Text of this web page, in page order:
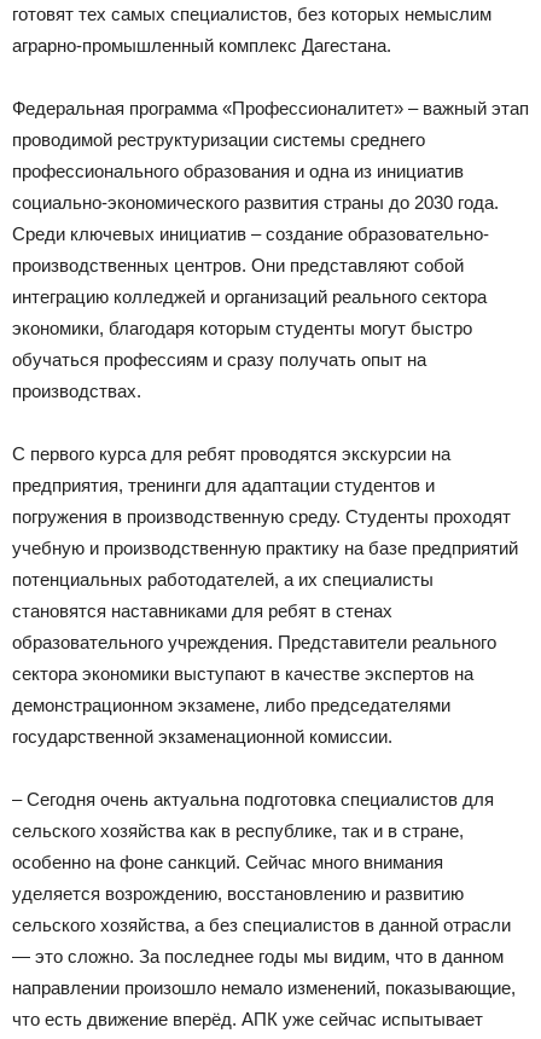
готовят тех самых специалистов, без которых немыслим
аграрно-промышленный комплекс Дагестана.
Федеральная программа «Профессионалитет» – важный этап
проводимой реструктуризации системы среднего
профессионального образования и одна из инициатив
социально-экономического развития страны до 2030 года.
Среди ключевых инициатив – создание образовательно-
производственных центров. Они представляют собой
интеграцию колледжей и организаций реального сектора
экономики, благодаря которым студенты могут быстро
обучаться профессиям и сразу получать опыт на
производствах.
С первого курса для ребят проводятся экскурсии на
предприятия, тренинги для адаптации студентов и
погружения в производственную среду. Студенты проходят
учебную и производственную практику на базе предприятий
потенциальных работодателей, а их специалисты
становятся наставниками для ребят в стенах
образовательного учреждения. Представители реального
сектора экономики выступают в качестве экспертов на
демонстрационном экзамене, либо председателями
государственной экзаменационной комиссии.
– Сегодня очень актуальна подготовка специалистов для
сельского хозяйства как в республике, так и в стране,
особенно на фоне санкций. Сейчас много внимания
уделяется возрождению, восстановлению и развитию
сельского хозяйства, а без специалистов в данной отрасли
— это сложно. За последнее годы мы видим, что в данном
направлении произошло немало изменений, показывающие,
что есть движение вперёд. АПК уже сейчас испытывает